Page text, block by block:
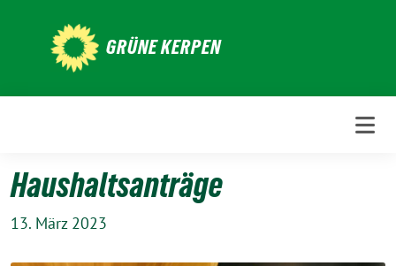
GRÜNE KERPEN
Haushaltsanträge
13. März 2023